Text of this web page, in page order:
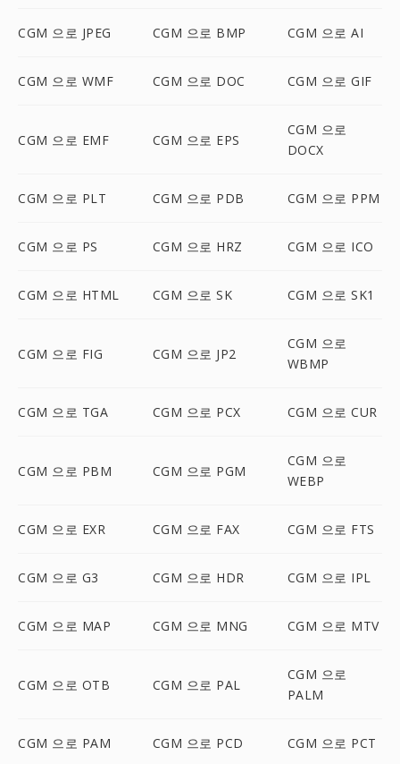
CGM 으로 JPEG CGM 으로 BMP CGM 으로 AI
CGM 으로 WMF CGM 으로 DOC CGM 으로 GIF
CGM 으로 EMF CGM 으로 EPS
CGM 으로
DOCX
CGM 으로 PLT CGM 으로 PDB CGM 으로 PPM
CGM 으로 PS CGM 으로 HRZ CGM 으로 ICO
CGM 으로 HTML CGM 으로 SK CGM 으로 SK1
CGM 으로 FIG CGM 으로 JP2
CGM 으로
WBMP
CGM 으로 TGA CGM 으로 PCX CGM 으로 CUR
CGM 으로 PBM CGM 으로 PGM
CGM 으로
WEBP
CGM 으로 EXR CGM 으로 FAX CGM 으로 FTS
CGM 으로 G3 CGM 으로 HDR CGM 으로 IPL
CGM 으로 MAP CGM 으로 MNG CGM 으로 MTV
CGM 으로 OTB CGM 으로 PAL
CGM 으로
PALM
CGM 으로 PAM CGM 으로 PCD CGM 으로 PCT